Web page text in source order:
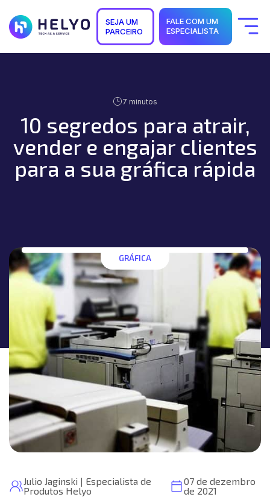
SEJA UM
PARCEIRO
FALE COM UM
ESPECIALISTA
Quem Somos
7 minutos
10 segredos para atrair,
vender e engajar clientes
para a sua gráfica rápida
GRÁFICA
Julio Jaginski | Especialista de
Produtos Helyo
07 de dezembro
de 2021